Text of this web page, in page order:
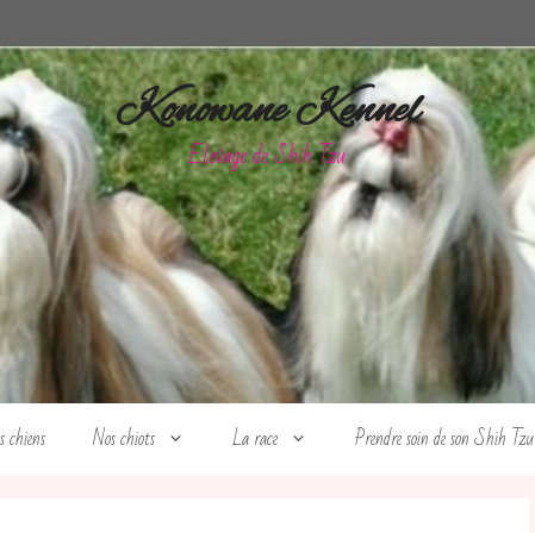
Konowane Kennel
Elevage de Shih Tzu
chiens Nos chiots La race Prendre soin de son Shih Tzu